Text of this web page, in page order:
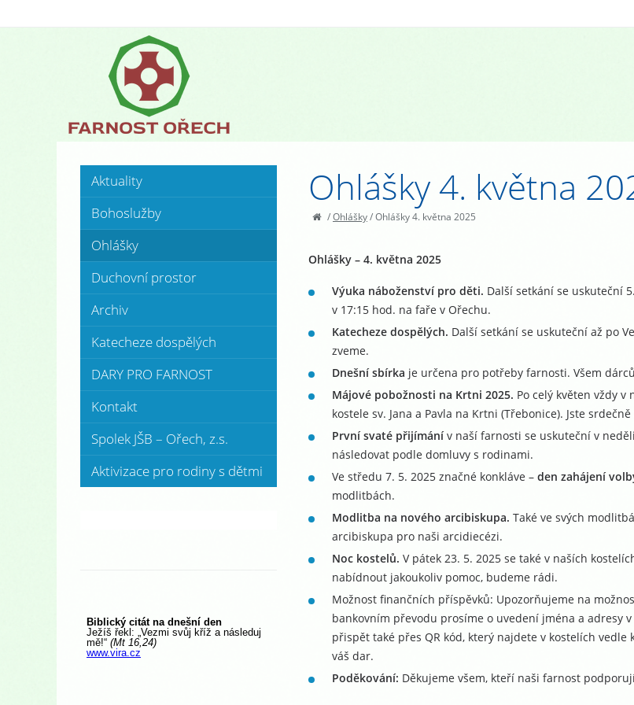
Ohlášky 4. května
/Ohlášky/Ohlášky 4. května 2025
Ohlášky – 4. května 2025
Výuka náboženství pro děti. Další setkání se uskuteční
v 17:15 hod. na faře v Ořechu.
Katecheze dospělých. Další setkání se uskuteční až po
zveme.
Dnešní sbírka je určena pro potřeby farnosti. Všem
Májové pobožnosti na Krtni 2025. Po celý květen vždy
kostele sv. Jana a Pavla na Krtni (Třebonice). Jste srdečně
První svaté přijímánív naší farnosti se uskuteční v
následovat podle domluvy s rodinami.
Ve středu 7. 5. 2025 značné konkláve – den zahájení
modlitbách.
Modlitba na nového arcibiskupa. Také ve svých
arcibiskupa pro naši arcidiecézi.
Noc kostelů. V pátek 23. 5. 2025 se také v naších
nabídnout jakoukoliv pomoc, budeme rádi.
Možnost finančních příspěvků: Upozorňujeme na
bankovním převodu prosíme o uvedení jména a adresy
přispět také přes QR kód, který najdete v kostelích
váš dar.
Poděkování: Děkujeme všem, kteří naši farnost
Aktuality
Bohoslužby
Ohlášky
Duchovní prostor
Archiv
Katecheze dospělých
DARY PRO FARNOST
Kontakt
Spolek JŠB – Ořech, z.s.
Aktivizace pro rodiny s dětmi